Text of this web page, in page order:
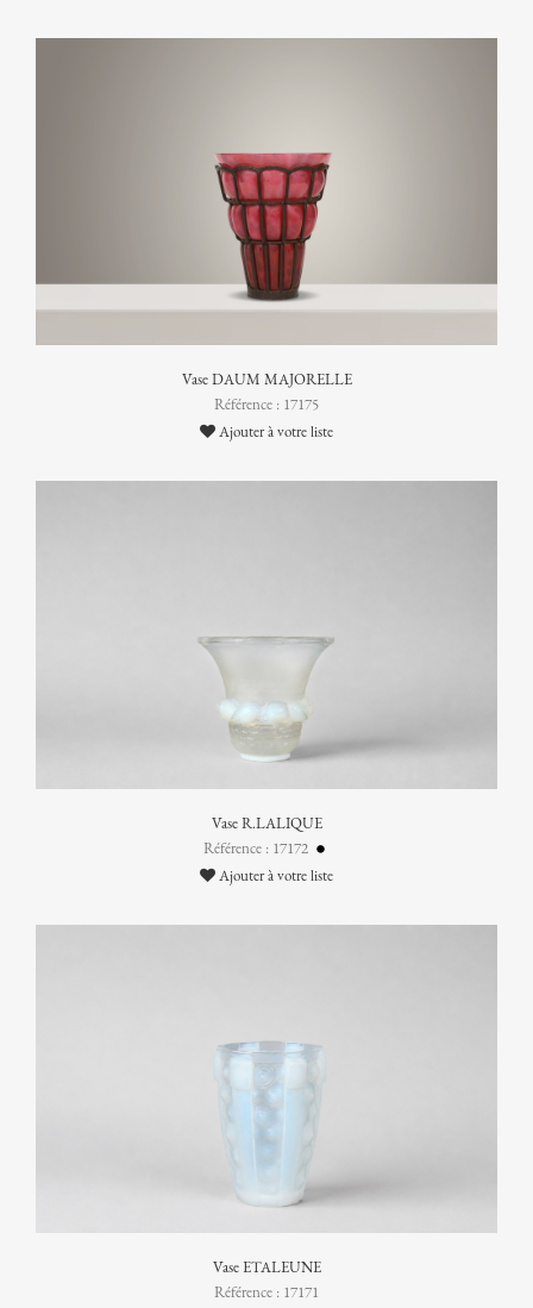
Vase DAUM MAJORELLE
Référence : 17175
Ajouter à votre liste
Vase R.LALIQUE
Référence : 17172
Ajouter à votre liste
Vase ETALEUNE
Référence : 17171